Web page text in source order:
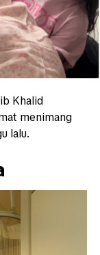
Khalid
menimang
lalu.